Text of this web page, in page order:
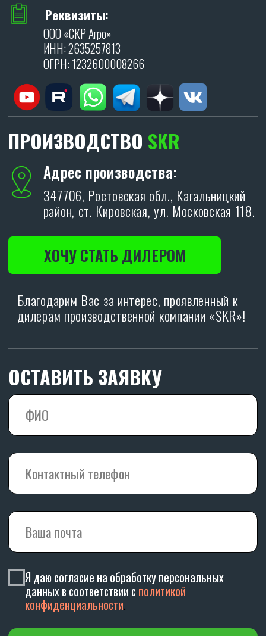
ОСТАВИТЬ ЗАЯВКУ
Политика конфиденциальности.
Я даю согласие на обработку персональных
данных в соответствии с политикой
ОТПРАВИТЬ
Благодарим Вас за интерес, проявленный к
дилерам производственной компании «SKR»!